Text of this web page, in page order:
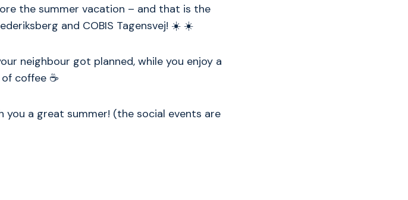
the summer vacation – and that is the
and COBIS Tagensvej! ☀️ ☀️
neighbour got planned, while you enjoy a
coffee ☕
a great summer! (the social events are